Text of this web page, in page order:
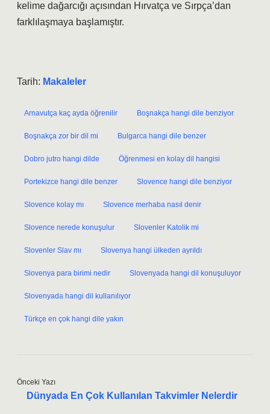
kelime dağarcığı açısından Hırvatça ve Sırpça’dan
farklılaşmaya başlamıştır.
Tarih: Makaleler
Arnavutça kaç ayda öğrenilir Boşnakça hangi dile benziyor
Boşnakça zor bir dil mi Bulgarca hangi dile benzer
Dobro jutro hangi dilde Öğrenmesi en kolay dil hangisi
Portekizce hangi dile benzer Slovence hangi dile benziyor
Slovence kolay mı Slovence merhaba nasıl denir
Slovence nerede konuşulur Slovenler Katolik mi
Slovenler Slav mı Slovenya hangi ülkeden ayrıldı
Slovenya para birimi nedir Slovenyada hangi dil konuşuluyor
Slovenyada hangi dil kullanılıyor
Türkçe en çok hangi dile yakın
Önceki Yazı
Dünyada En Çok Kullanılan Takvimler Nelerdir